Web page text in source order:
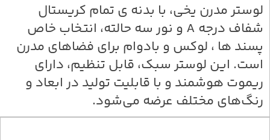
لوستر مدرن یخی، با بدنه ی تمام کریستال
شفاف درجه A و نور سه حالته، انتخاب خاص
پسند ها ، لوکس و بادوام برای فضاهای مدرن
است. این لوستر سبک، قابل تنظیم، دارای
ریموت هوشمند و با قابلیت تولید در ابعاد و
رنگ‌های مختلف عرضه می‌شود.